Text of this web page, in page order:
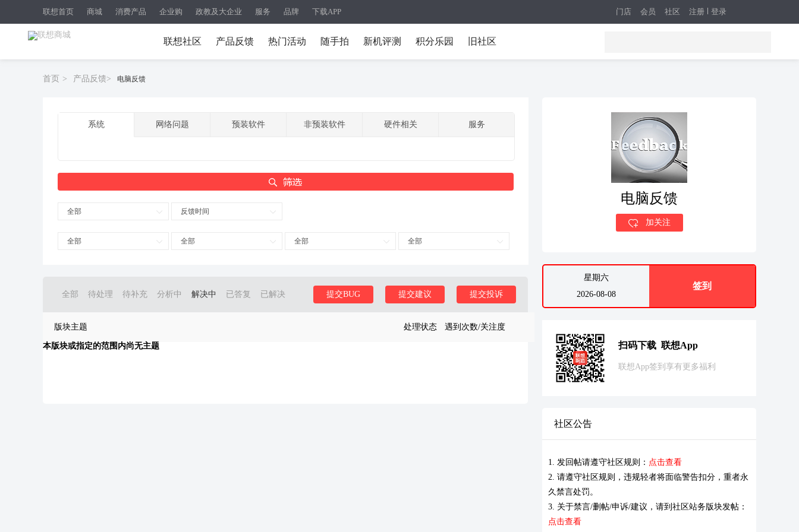
联想首页 商城 消费产品 企业购 政教及大企业 服务 品牌 下载APP 注册 登录
门店 会员 社区
联想社区 产品反馈 热门活动 随手拍 新机评测 积分乐园 旧社区
首页 > 产品反馈> 电脑反馈
系统 网络问题 预装软件 非预装软件 硬件相关 服务
全部 反馈时间
全部 全部 全部 全部
全部 待处理 待补充 分析中 解决中 已答复 已解决 提交投诉
提交建议
提交BUG
版块主题 处理状态 遇到次数/关注度
本版块或指定的范围内尚无主题
电脑反馈
加关注
星期六
2026-08-08
签到
扫码下载 联想App
联想App签到享有更多福利
社区公告
1. 发回帖请遵守社区规则： 点击查看
2. 请遵守社区规则，违规轻者将面临警告扣分，重者永
久禁言处罚。
3. 关于禁言/删帖/申诉/建议，请到社区站务版块发帖：
点击查看